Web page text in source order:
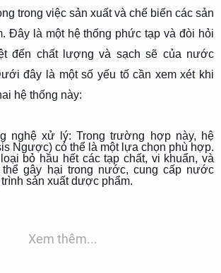
trong việc sản xuất và chế biến các sản
Đây là một hệ thống phức tạp và đòi hỏi
đến chất lượng và sạch sẽ của nước
đây là một số yếu tố cần xem xét khi
hệ thống này:
nghệ xử lý: Trong trường hợp này, hệ
Ngược) có thể là một lựa chọn phù hợp.
bỏ hầu hết các tạp chất, vi khuẩn, và
gây hại trong nước, cung cấp nước
sản xuất dược phẩm.
của hệ thống RO.
Xem thêm...